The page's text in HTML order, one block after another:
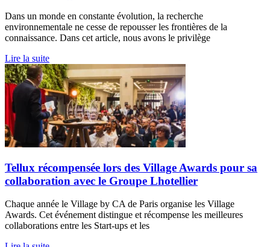
Dans un monde en constante évolution, la recherche
environnementale ne cesse de repousser les frontières de la
connaissance. Dans cet article, nous avons le privilège
Lire la suite
Tellux récompensée lors des Village Awards pour sa
collaboration avec le Groupe Lhotellier
Chaque année le Village by CA de Paris organise les Village
Awards. Cet événement distingue et récompense les meilleures
collaborations entre les Start-ups et les